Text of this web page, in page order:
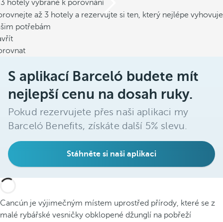
hotely vybrané k porovnání
až 3 hotely a rezervujte si ten, který nejlépe vyhovuje
potřebám
S aplikací Barceló budete mít
nejlepší cenu na dosah ruky.
Pokud rezervujete přes naši aplikaci my
Barceló Benefits, získáte další 5% slevu.
Stáhněte si naši aplikaci
Cancún je výjimečným místem uprostřed přírody, které se z
malé rybářské vesničky obklopené džunglí na pobřeží